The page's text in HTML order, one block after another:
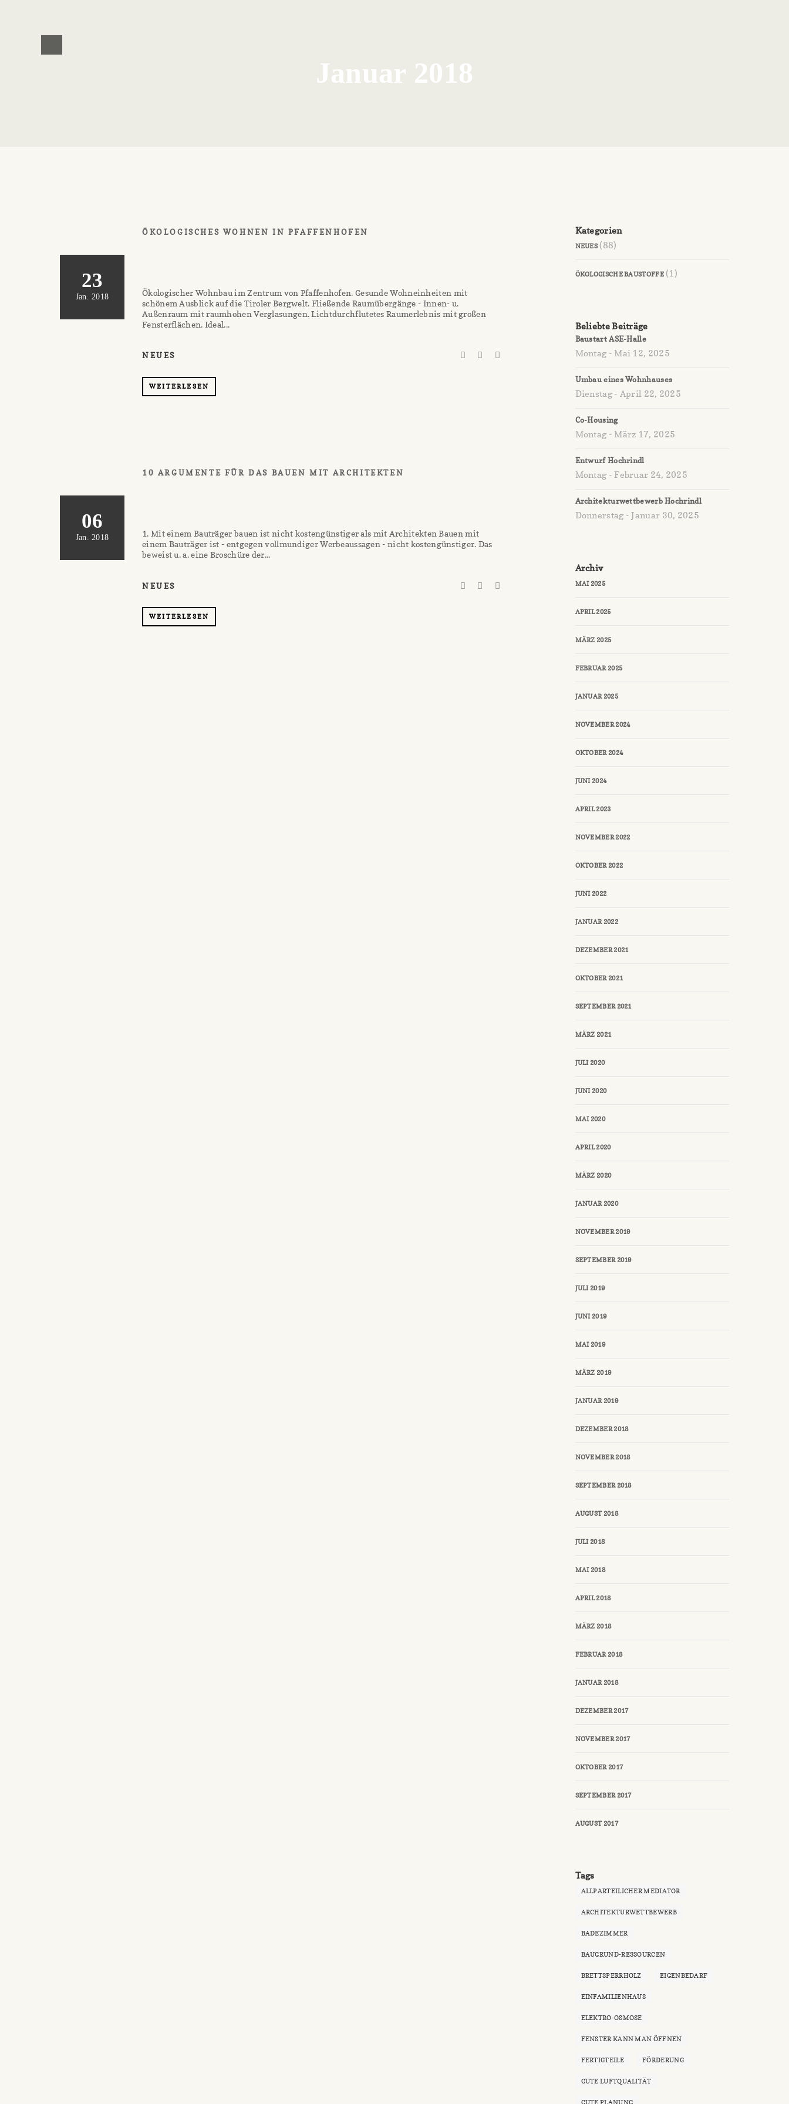
Januar 2018
23
Jan. 2018
ÖKOLOGISCHES WOHNEN IN PFAFFENHOFEN
Ökologischer Wohnbau im Zentrum von Pfaffenhofen. Gesunde Wohneinheiten mit
schönem Ausblick auf die Tiroler Bergwelt. Fließende Raumübergänge - Innen- u.
Außenraum mit raumhohen Verglasungen. Lichtdurchflutetes Raumerlebnis mit großen
Fensterflächen. Ideal...
NEUES
WEITERLESEN
06
Jan. 2018
10 ARGUMENTE FÜR DAS BAUEN MIT ARCHITEKTEN
1. Mit einem Bauträger bauen ist nicht kostengünstiger als mit Architekten Bauen mit
einem Bauträger ist - entgegen vollmundiger Werbeaussagen - nicht kostengünstiger. Das
beweist u. a. eine Broschüre der...
NEUES
WEITERLESEN
Kategorien
NEUES(88)
ÖKOLOGISCHE BAUSTOFFE(1)
Beliebte Beiträge
Baustart ASE-Halle
Montag - Mai 12, 2025
Umbau eines Wohnhauses
Dienstag - April 22, 2025
Co-Housing
Montag - März 17, 2025
Entwurf Hochrindl
Montag - Februar 24, 2025
Architekturwettbewerb Hochrindl
Donnerstag - Januar 30, 2025
Archiv
MAI 2025
APRIL 2025
MÄRZ 2025
FEBRUAR 2025
JANUAR 2025
NOVEMBER 2024
OKTOBER 2024
JUNI 2024
APRIL 2023
NOVEMBER 2022
OKTOBER 2022
JUNI 2022
JANUAR 2022
DEZEMBER 2021
OKTOBER 2021
SEPTEMBER 2021
MÄRZ 2021
JULI 2020
JUNI 2020
MAI 2020
APRIL 2020
MÄRZ 2020
JANUAR 2020
NOVEMBER 2019
SEPTEMBER 2019
JULI 2019
JUNI 2019
MAI 2019
MÄRZ 2019
JANUAR 2019
DEZEMBER 2018
NOVEMBER 2018
SEPTEMBER 2018
AUGUST 2018
JULI 2018
MAI 2018
APRIL 2018
MÄRZ 2018
FEBRUAR 2018
JANUAR 2018
DEZEMBER 2017
NOVEMBER 2017
OKTOBER 2017
SEPTEMBER 2017
AUGUST 2017
Tags
ALLPARTEILICHER MEDIATOR
ARCHITEKTURWETTBEWERB
BADEZIMMER
BAUGRUND-RESSOURCEN
BRETTSPERRHOLZ EIGENBEDARF
EINFAMILIENHAUS
ELEKTRO-OSMOSE
FENSTER KANN MAN ÖFFNEN
FERTIGTEILE FÖRDERUNG
GUTE LUFTQUALITÄT
GUTE PLANUNG